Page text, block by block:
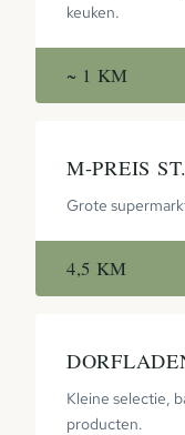
keuken.
~ 1 KM
M-PREIS
Grote
4,5 KM
Kleine selectie,
producten.